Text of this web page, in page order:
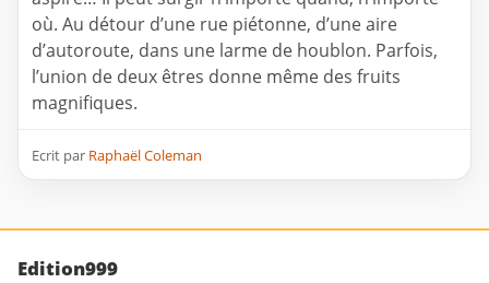
où. Au détour d’une rue piétonne, d’une aire
d’autoroute, dans une larme de houblon. Parfois,
l’union de deux êtres donne même des fruits
magnifiques.
Ecrit par Raphaël Coleman
Edition999